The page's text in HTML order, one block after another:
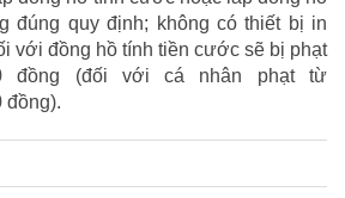
đúng quy định; không có thiết bị in
với đồng hồ tính tiền cước sẽ bị phạt
đồng (đối với cá nhân phạt từ
đồng).